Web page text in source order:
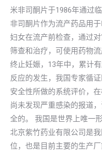
米非司酮片于1986年通过
非司酮片作为流产药品用
妇女在流产前检查，通过
筛查和治疗，可使用药物
终止妊娠，13年中，累计
反应的发生，我国专家循
安全性所做的系统评价，
尚未发现严重感染的报道
全的。 我国是世界上唯一
北京紫竹药业有限公司是
位，也是目前主要的生产